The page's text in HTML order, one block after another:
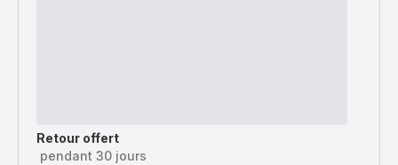
Retour offert
pendant 30 jours